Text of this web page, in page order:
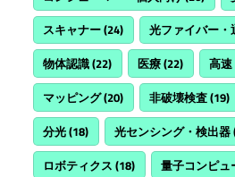
スキャナー(24) 光ファイバー・
物体認識(22) 医療(22) 高
マッピング(20) 非破壊検査(19)
分光(18) 光センシング・検出器
ロボティクス (18) 量子コンピュ